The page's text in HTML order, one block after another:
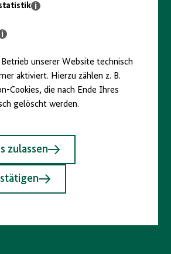
unserer Website technisch
aktiviert. Hierzu zählen z. B.
Cookies, die nach Ende Ihres
gelöscht werden.
zulassen